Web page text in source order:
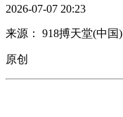
2026-07-07 20:23
来源： 918搏天堂(中国)
原创